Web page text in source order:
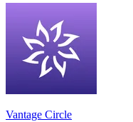
Vantage Circle